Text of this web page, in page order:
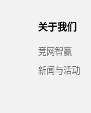
关于我们
竞网智赢
新闻与活动